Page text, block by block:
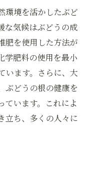
環境を活かしたぶど
な気候はぶどうの成
肥を使用した方法が
学肥料の使用を最小
います。さらに、大
ぶどうの根の健康を
ています。これによ
立ち、多くの人々に